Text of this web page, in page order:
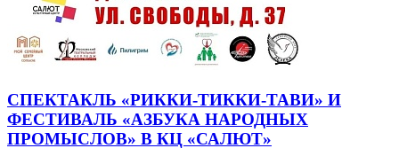
СПЕКТАКЛЬ «РИККИ-ТИККИ-ТАВИ» И
ФЕСТИВАЛЬ «АЗБУКА НАРОДНЫХ
ПРОМЫСЛОВ» В КЦ «САЛЮТ»